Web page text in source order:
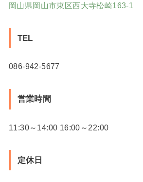
岡山県岡山市東区西大寺松崎163-1
TEL
086-942-5677
営業時間
11:30～14:00 16:00～22:00
定休日